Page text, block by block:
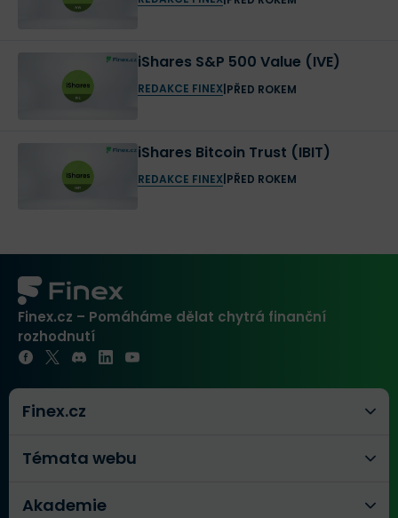
iShares S&P 500 Value (IVE)
REDAKCE FINEX| PŘED ROKEM
iShares Bitcoin Trust (IBIT)
REDAKCE FINEX| PŘED ROKEM
Finex.cz – Pomáháme dělat chytrá finanční
rozhodnutí
Finex.cz
Témata webu
Akademie